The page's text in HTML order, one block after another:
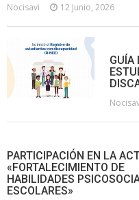
Nocisavi 12 Junio, 2026
GUÍA
PARTICIPACIÓN EN LA
«FORTALECIMIENTO DE
HABILIDADES
ESCOLARES»